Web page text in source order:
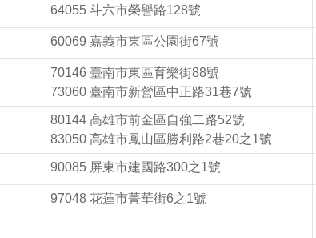
64055 斗六市榮譽路128號
60069 嘉義市東區公園街67號
70146 臺南市東區育樂街88號
73060 臺南市新營區中正路31巷7號
80144 高雄市前金區自強二路52號
83050 高雄市鳳山區勝利路2巷20之1號
90085 屏東市建國路300之1號
97048 花蓮市菁華街6之1號